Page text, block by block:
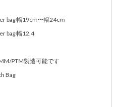
bag 幅19cm〜幅24cm
bag 幅12.4
PTM製造可能です
Bag